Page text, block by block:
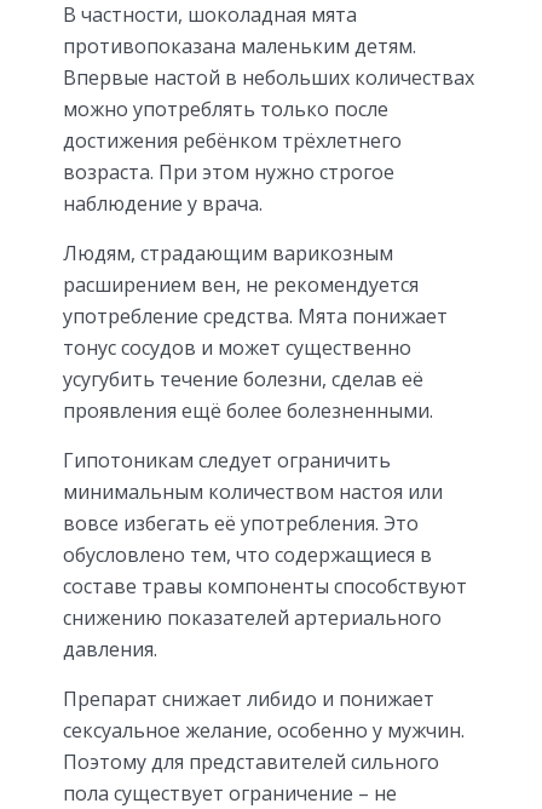
В частности, шоколадная мята
противопоказана маленьким детям.
Впервые настой в небольших количествах
можно употреблять только после
достижения ребёнком трёхлетнего
возраста. При этом нужно строгое
наблюдение у врача.
Людям, страдающим варикозным
расширением вен, не рекомендуется
употребление средства. Мята понижает
тонус сосудов и может существенно
усугубить течение болезни, сделав её
проявления ещё более болезненными.
Гипотоникам следует ограничить
минимальным количеством настоя или
вовсе избегать её употребления. Это
обусловлено тем, что содержащиеся в
составе травы компоненты способствуют
снижению показателей артериального
давления.
Препарат снижает либидо и понижает
сексуальное желание, особенно у мужчин.
Поэтому для представителей сильного
пола существует ограничение – не